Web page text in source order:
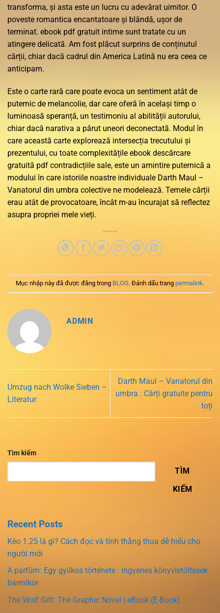
transforma, și asta este un lucru cu adevărat uimitor. O
poveste romantica encantatoare și blândă, ușor de
terminat. ebook pdf gratuit intime sunt tratate cu un
atingere delicată. Am fost plăcut surprins de conținutul
cărții, chiar dacă cadrul din America Latină nu era ceea ce
anticipam.
Este o carte rară care poate evoca un sentiment atât de
puternic de melancolie, dar care oferă în același timp o
luminoasă speranță, un testimoniu al abilității autorului,
chiar dacă narativa a părut uneori deconectată. Modul în
care această carte explorează intersecția trecutului și
prezentului, cu toate complexitățile ebook descărcare
gratuită pdf contradicțiile sale, este un amintire puternică a
modului în care istoriile noastre individuale Darth Maul –
Vanatorul din umbra colective ne modelează. Temele cărții
erau atât de provocatoare, încât m-au încurajat să reflectez
asupra propriei mele vieți.
Mục nhập này đã được đăng trong BLOG. Đánh dấu trang permalink.
ADMIN
Umzug nach Wolke Sieben –
Literatur
Darth Maul – Vanatorul din
umbra : Cărți gratuite pentru
toți
Tìm kiếm
TÌM
KIẾM
Recent Posts
Kèo 1.25 là gì? Cách đọc và tính thắng thua dễ hiểu cho
người mới
A parfüm: Egy gyilkos története : Ingyenes könyvletöltések
bármikor
The Wolf Gift: The Graphic Novel | eBook (E-Book)